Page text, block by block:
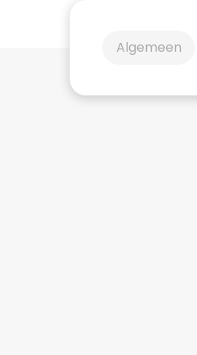
Algemeen